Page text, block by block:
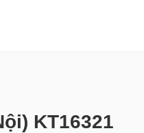
KT16321